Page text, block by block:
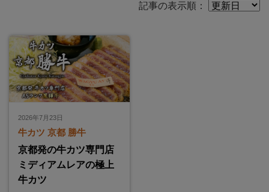
記事の表示順：
2026年7月23日
牛カツ 京都 勝牛
京都発の牛カツ専門店
ミディアムレアの極上
牛カツ